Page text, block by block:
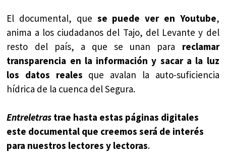
El documental, que se puede ver en Youtube,
anima a los ciudadanos del Tajo, del Levante y del
resto del país, a que se unan para reclamar
transparencia en la información y sacar a la luz
los datos reales que avalan la auto-suficiencia
hídrica de la cuenca del Segura.
Entreletras trae hasta estas páginas digitales
este documental que creemos será de interés
para nuestros lectores y lectoras.